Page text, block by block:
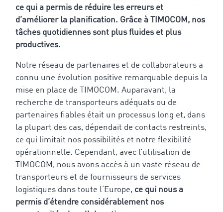
ce qui a permis de réduire les erreurs et
d’améliorer la planification. Grâce à TIMOCOM, nos
tâches quotidiennes sont plus fluides et plus
productives.
Notre réseau de partenaires et de collaborateurs a
connu une évolution positive remarquable depuis la
mise en place de TIMOCOM. Auparavant, la
recherche de transporteurs adéquats ou de
partenaires fiables était un processus long et, dans
la plupart des cas, dépendait de contacts restreints,
ce qui limitait nos possibilités et notre flexibilité
opérationnelle. Cependant, avec l’utilisation de
TIMOCOM, nous avons accès à un vaste réseau de
transporteurs et de fournisseurs de services
logistiques dans toute l‘Europe, ce qui nous a
permis d’étendre considérablement nos